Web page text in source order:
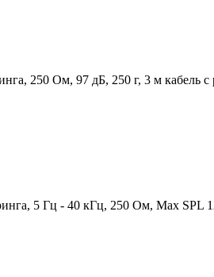
250 Ом, 97 дБ, 250 г, 3 м кабель
5 Гц - 40 кГц, 250 Ом, Max